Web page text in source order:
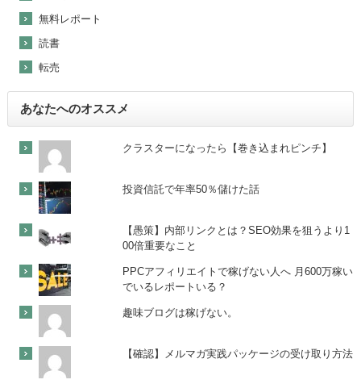
無料レポート
読書
転売
あなたへのオススメ
クラスターになったら【巻き込まれピンチ】
投資信託で年率50％儲けた話
【愚策】内部リンクとは？SEO効果を狙うより1
00倍重要なこと
PPCアフィリエイトで稼げない人へ 月600万稼い
でいるレポートいる？
趣味ブログは稼げない。
【確認】メルマガ実践パッケージの受け取り方法